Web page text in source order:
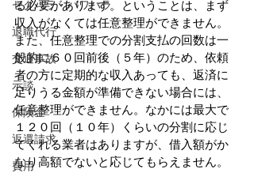
セクハラ・パワハラ
退職代行
交通事故
示談
保険金
返還請求
費用
る必要があります。ということは、まず
収入がなくては任意整理ができません。
また、任意整理での分割支払の回数は一
般的に６０回前後（５年）のため、依頼
者の方に定期的な収入あっても、返済に
足りうる金額が準備できない場合には、
任意整理ができません。なかには最大で
１２０回（１０年）くらいの分割に応じ
てくれる業者はありますが、借入額がか
なり高額でないと応じてもらえません。